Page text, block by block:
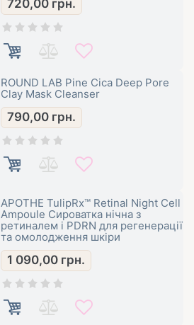
720,00 грн.
ROUND LAB Pine Cica Deep Pore
Clay Mask Cleanser
790,00 грн.
APOTHE TulipRx™ Retinal Night Cell
Ampoule Сироватка нічна з
ретиналем і PDRN для регенерації
та омолодження шкіри
1 090,00 грн.